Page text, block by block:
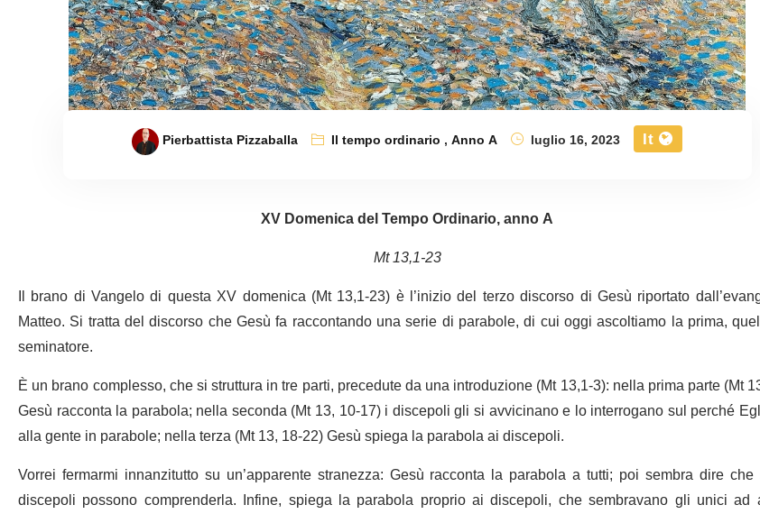
Pierbattista Pizzaballa Il tempo ordinario ,Anno A luglio 16, 2023 It
XV Domenica del Tempo Ordinario, anno A
Mt 13,1-23
Il brano di Vangelo di questa XV domenica (Mt 13,1-23) è l’inizio del terzo discorso di Gesù riportato
Matteo. Si tratta del discorso che Gesù fa raccontando una serie di parabole, di cui oggi ascoltiamo la prima,
seminatore.
È un brano complesso, che si struttura in tre parti, precedute da una introduzione (Mt 13,1-3): nella prima parte (Mt
Gesù racconta la parabola; nella seconda (Mt 13, 10-17) i discepoli gli si avvicinano e lo interrogano sul perché
alla gente in parabole; nella terza (Mt 13, 18-22) Gesù spiega la parabola ai discepoli.
Vorrei fermarmi innanzitutto su un’apparente stranezza: Gesù racconta la parabola a tutti; poi sembra dire
discepoli possono comprenderla. Infine, spiega la parabola proprio ai discepoli, che sembravano gli unici ad